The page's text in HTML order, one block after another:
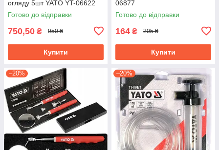
огляду 5шт YATO YT-06622
Готово до відправки
750,50 ₴ 950 ₴
Купити
06877
Готово до відправки
164 ₴ 205 ₴
Купити
–20% –20%